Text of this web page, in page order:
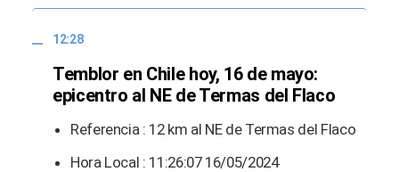
12:28
Temblor en Chile hoy, 16 de mayo:
epicentro al NE de Termas del Flaco
Referencia : 12 km al NE de Termas del Flaco
Hora Local : 11:26:07 16/05/2024